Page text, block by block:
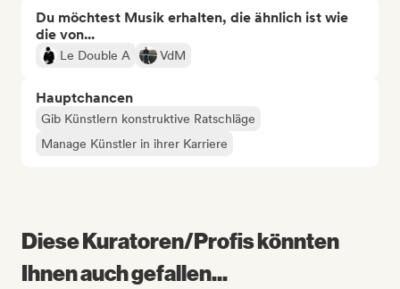
Du möchtest Musik erhalten, die ähnlich ist wie
die von...
Le Double A VdM
Hauptchancen
Gib Künstlern konstruktive Ratschläge
Manage Künstler in ihrer Karriere
Diese Kuratoren/Profis könnten
Ihnen auch gefallen...